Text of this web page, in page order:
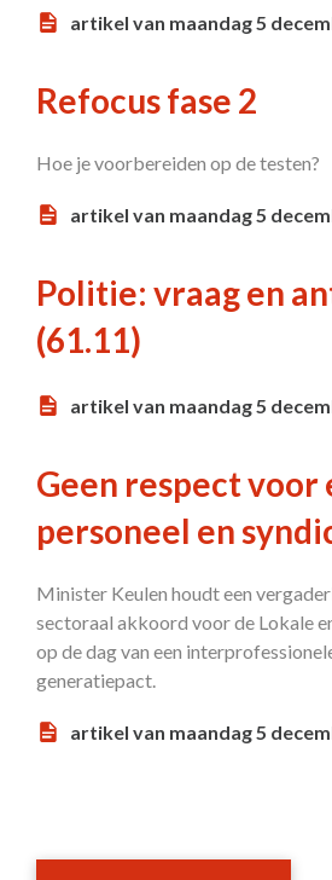
artikel van maandag 5
Refocus fase 2
Hoe je voorbereiden op de testen?
artikel van maandag 5
Politie: vraag en
(61.11)
artikel van maandag 5
Geen respect voor
personeel en
Minister Keulen houdt een
sectoraal akkoord voor de Lokale
op de dag van een
generatiepact.
artikel van maandag 5